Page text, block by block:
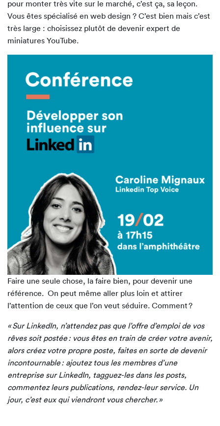
pour monter très vite sur le marché, c’est ça, sa leçon.
Vous êtes spécialisé en web design ? C’est bien mais c’est
très large : choisissez plutôt de devenir expert de
miniatures YouTube.
Faire une seule chose, la faire bien, pour devenir une
référence. On peut même aller plus loin et attirer
l’attention de ceux que l’on veut séduire. Comment ?
« Sur LinkedIn, n’attendez pas que l’offre d’emploi de vos
rêves soit postée : vous êtes en train de créer votre avenir,
alors créez votre propre poste, faites en sorte de devenir
incontournable : ajoutez tous les membres d’une
entreprise sur LinkedIn, tagguez-les dans les posts,
commentez leurs publications, rendez-leur service. Un
jour, c’est eux qui viendront vous chercher. »